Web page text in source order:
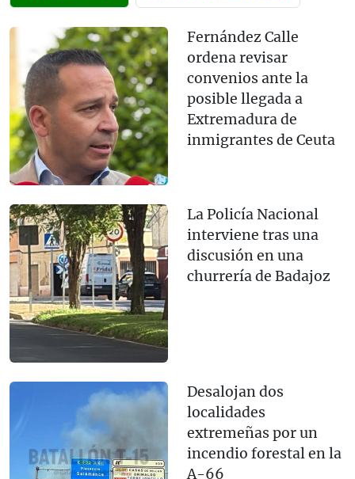
Fernández Calle
ordena revisar
convenios ante la
posible llegada a
Extremadura de
inmigrantes de Ceuta
La Policía Nacional
interviene tras una
discusión en una
churrería de Badajoz
Desalojan dos
localidades
extremeñas por un
incendio forestal en la
A-66